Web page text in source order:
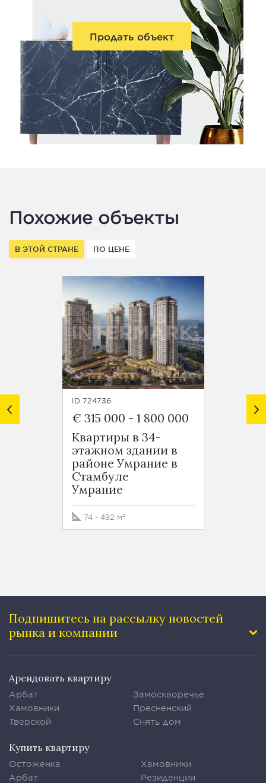
Продать объект
Похожие объекты
В ЭТОЙ СТРАНЕ ПО ЦЕНЕ
ID 724736
€ 315 000 - 1 800 000
Квартиры в 34-
этажном здании в
районе Умрание в
Стамбуле
Умрание
74 - 492 м²
€
Подпишитесь на рассылку новостей
рынка и компании
Арендовать квартиру
Арбат
Хамовники
Тверской
Замоскворечье
Пресненский
Снять дом
Купить квартиру
Остоженка
Арбат
Хамовники
Резиденции